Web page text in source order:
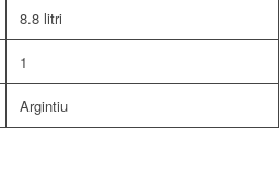
8.8 litri
1
Argintiu